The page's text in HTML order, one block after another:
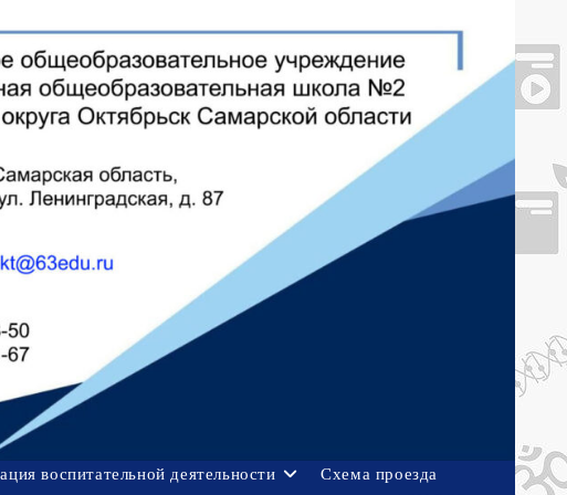
воспитательной деятельности
Схема проезда